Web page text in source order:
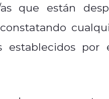
que están
establecidos por